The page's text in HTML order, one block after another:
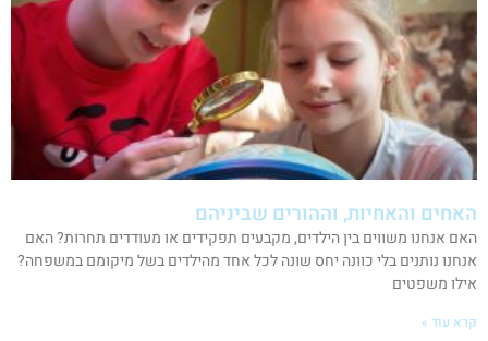
האחים והאחיות, וההורים שביניהם
האם אנחנו משווים בין הילדים, מקבעים תפקידים או מעודדים תחרות? האם
אנחנו נותנים בלי כוונה יחס שונה לכל אחד מהילדים בשל מיקומם במשפחה?
אילו משפטים
קרא עוד »